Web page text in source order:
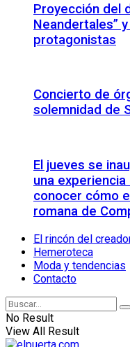
Proyección del
Neandertales”
protagonistas
Concierto de
solemnidad de
El jueves se
una
conocer cómo
romana de
El rincón del
Hemeroteca
Moda y tendencias
Contacto
No Result
View All Result